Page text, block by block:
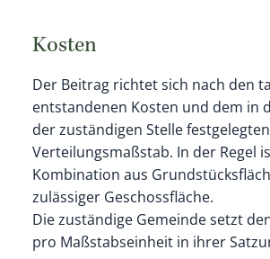
Kosten
Der Beitrag richtet sich nach den
entstandenen Kosten und dem in
der zuständigen Stelle festgelegten
Verteilungsmaßstab. In der Regel
Kombination aus
zulässiger Geschossfläche.
Die zuständige Gemeinde setzt
pro Maßstabseinheit in ihrer